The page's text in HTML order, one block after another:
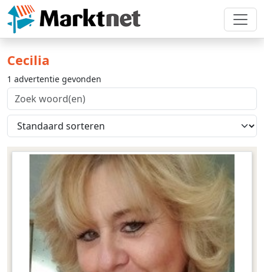
Cecilia
1 advertentie gevonden